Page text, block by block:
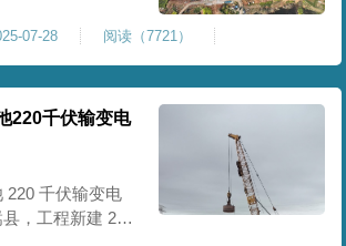
。原始场地为新
土体回填不
度不足，场地
较差，若直接
匀沉降、地面
量问题，无法
载及规范建设
07-28 阅读（7721）
220千伏输变电
220 千伏输变电
，工程新建 220